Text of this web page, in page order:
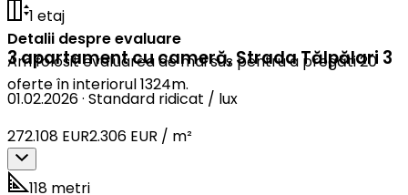
1 etaj
Detalii despre evaluare
Am folosit evaluarea de mai sus pentru a pregăti 20
oferte în interiorul 1324m.
3 apartament cu cameră,Strada Tălpălari 3
01.02.2026· Standard ridicat / lux
272.108 EUR2.306 EUR / m²
118 metri